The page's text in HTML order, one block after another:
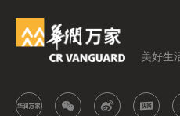
美好生